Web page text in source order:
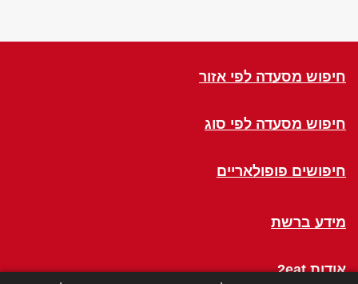
חיפוש מסעדה לפי אזור
חיפוש מסעדה לפי סוג
חיפושים פופולאריים
מידע ברשת
אודות 2eat